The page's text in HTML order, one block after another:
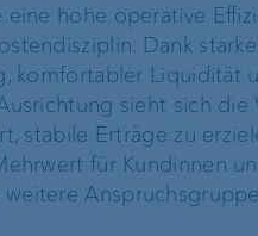
eine hohe operative
Dank
komfortabler Liquidität
sieht sich die
stabile Erträge zu
für Kundinnen
weitere